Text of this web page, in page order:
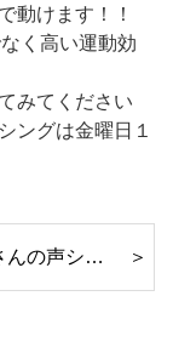
動けます！！
く高い運動効
みてください
ングは金曜日１
会員さんの声シリーズ③④